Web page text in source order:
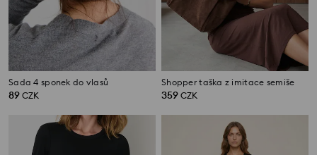
Sada 4 sponek do vlasů
89 CZK
Shopper taška z imitace semiše
359 CZK